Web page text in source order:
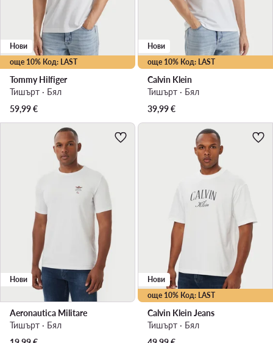
още 10% Код: LAST
Нови
Tommy Hilfiger
Тишърт · Бял
59,99€
още 10% Код: LAST
Нови
Calvin Klein
Тишърт · Бял
39,99€
Нови
Aeronautica Militare
Тишърт · Бял
още 10% Код: LAST
Нови
Calvin Klein Jeans
Тишърт · Бял